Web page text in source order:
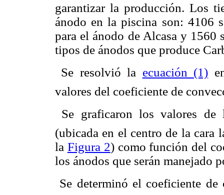
garantizar la producción. Los
ánodo en la piscina son: 4106
para el ánodo de Alcasa y 1560
tipos de ánodos que produce
 Se resolvió la ecuación (1)
valores del coeficiente de
 Se graficaron los valores
(ubicada en el centro de la cara
la Figura 2) como función del
los ánodos que serán manejado
 Se determinó el coeficiente